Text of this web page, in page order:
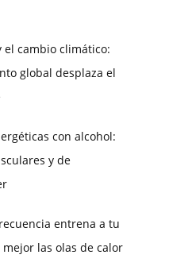
cambio climático:
global desplaza el
con alcohol:
y de
entrena a tu
las olas de calor